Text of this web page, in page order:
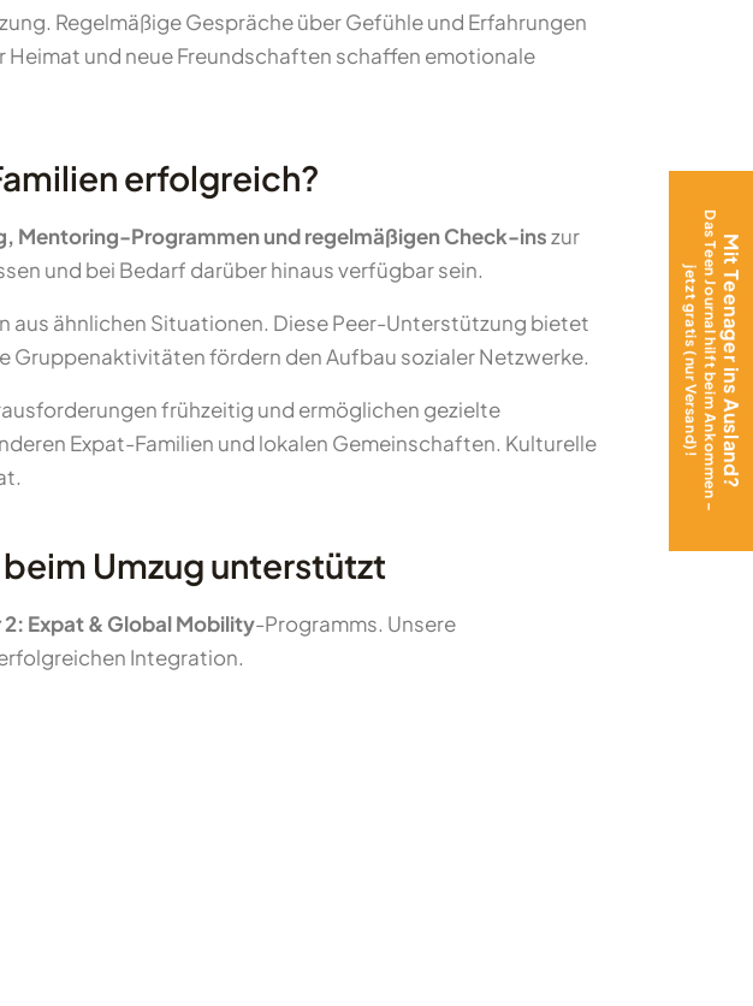
Regelmäßige Gespräche über Gefühle und Erfahrungen
und neue Freundschaften schaffen emotionale
erfolgreich?
Mentoring-Programmen und regelmäßigen Check-inszur
und bei Bedarf darüber hinaus verfügbar sein.
aus ähnlichen Situationen. Diese Peer-Unterstützung bietet
Gruppenaktivitäten fördern den Aufbau sozialer Netzwerke.
frühzeitig und ermöglichen gezielte
Expat-Familien und lokalen Gemeinschaften. Kulturelle
Umzug unterstützt
2: Expat & Global Mobility-Programms. Unsere
Integration.
Mit Teenager ins Ausland?
Das Teen Journal hilft beim Ankommen –
jetzt gratis (nur Versand)!